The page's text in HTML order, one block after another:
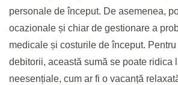
personale de început. De asemenea,
ocazionale și chiar de gestionare a
medicale și costurile de început.
debitorii, această sumă se poate ridica
neesențiale, cum ar fi o vacanță